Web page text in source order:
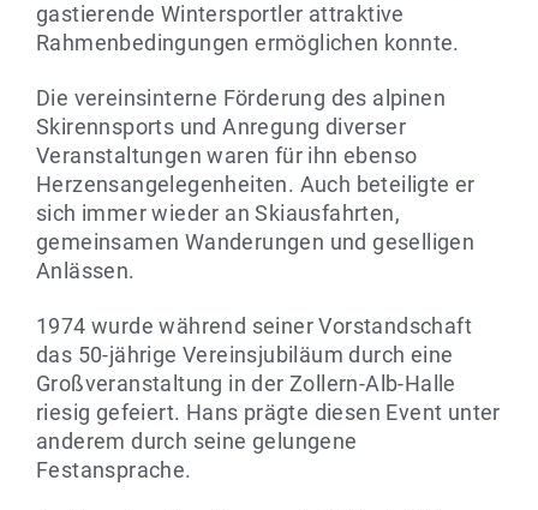
gastierende Wintersportler attraktive
Rahmenbedingungen ermöglichen konnte.
Die vereinsinterne Förderung des alpinen
Skirennsports und Anregung diverser
Veranstaltungen waren für ihn ebenso
Herzensangelegenheiten. Auch beteiligte er
sich immer wieder an Skiausfahrten,
gemeinsamen Wanderungen und geselligen
Anlässen.
1974 wurde während seiner Vorstandschaft
das 50-jährige Vereinsjubiläum durch eine
Großveranstaltung in der Zollern-Alb-Halle
riesig gefeiert. Hans prägte diesen Event unter
anderem durch seine gelungene
Festansprache.